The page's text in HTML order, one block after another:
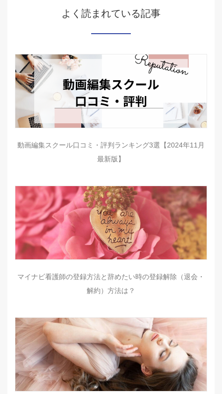
よく読まれている記事
動画編集スクール口コミ・評判ランキング3選【2024年11月
最新版】
マイナビ看護師の登録方法と辞めたい時の登録解除（退会・
解約）方法は？